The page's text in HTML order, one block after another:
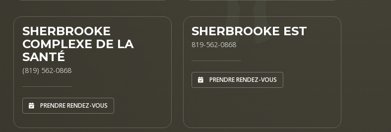
SHERBROOKE
COMPLEXE DE LA
SANTÉ
(819) 562-0868
PRENDRE RENDEZ-VOUS
SHERBROOKE EST
819-562-0868
PRENDRE RENDEZ-VOUS